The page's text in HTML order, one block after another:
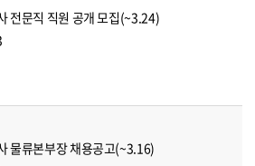
전문직 직원 공개 모집(~3.24)
물류본부장 채용공고(~3.16)